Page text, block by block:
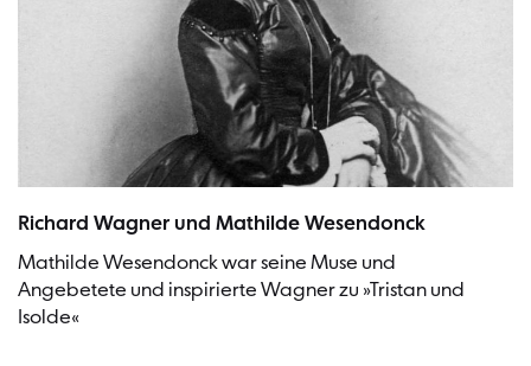
Richard Wagner und Mathilde Wesendonck
Mathilde Wesendonck war seine Muse und
Angebetete und inspirierte Wagner zu »Tristan und
Isolde«